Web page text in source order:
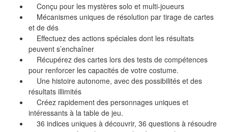
Pour
la
famille
Pour
les
initiés
Pour
Conçu pour les mystères solo et multi-joueurs
Mécanismes uniques de résolution par tirage de cartes
et de dés
Effectuez des actions spéciales dont les résultats
peuvent s’enchaîner
Récupérez des cartes lors des tests de compétences
pour renforcer les capacités de votre costume.
Une histoire autonome, avec des possibilités et des
résultats illimités
Créez rapidement des personnages uniques et
intéressants à la table de jeu.
36 indices uniques à découvrir, 36 questions à résoudre